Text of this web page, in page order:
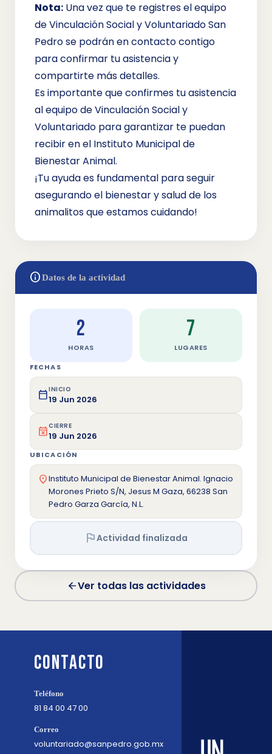
Nota: Una vez que te registres el equipo
de Vinculación Social y Voluntariado San
Pedro se podrán en contacto contigo
para confirmar tu asistencia y
compartirte más detalles.
Es importante que confirmes tu asistencia
al equipo de Vinculación Social y
Voluntariado para garantizar te puedan
recibir en el Instituto Municipal de
Bienestar Animal.
¡Tu ayuda es fundamental para seguir
asegurando el bienestar y salud de los
animalitos que estamos cuidando!
infoDatos de la actividad
2
HORAS
7
LUGARES
FECHAS
calendar_todayINICIO
19 Jun 2026
event_busyCIERRE
19 Jun 2026
UBICACIÓN
location_onInstituto Municipal de Bienestar Animal. Ignacio
Morones Prieto S/N, Jesus M Gaza, 66238 San
Pedro Garza García, N.L.
flagActividad finalizada
arrow_backVer todas las actividades
Contacto
Teléfono
81 84 00 47 00
Correo
voluntariado@sanpedro.gob.mx